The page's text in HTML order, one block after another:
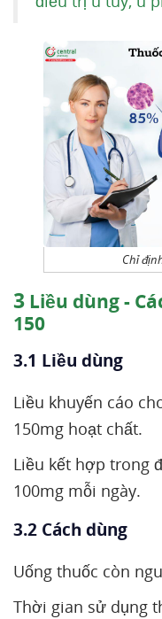
Chỉ
3 Liều dùng -
150
3.1 Liều dùng
Liều khuyến cáo
150mg hoạt chất.
Liều kết hợp trong
100mg mỗi ngày.
3.2 Cách dùng
Uống thuốc còn
Thời gian sử dụng